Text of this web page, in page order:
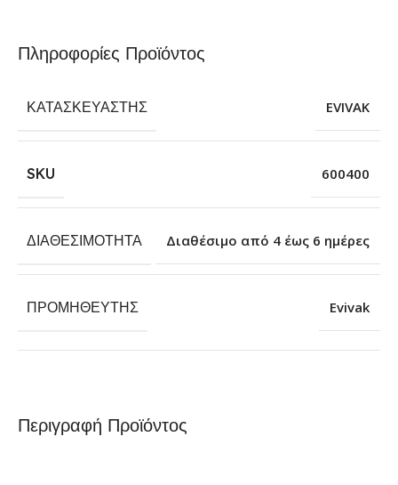
Περιγραφή Προϊόντος
Πληροφορίες Προϊόντος
ΚΑΤΑΣΚΕΥΑΣΤΉΣ EVIVAK
SKU 600400
ΔΙΑΘΕΣΙΜΌΤΗΤΑ Διαθέσιμο από 4 έως 6 ημέρες
ΠΡΟΜΗΘΕΥΤΉΣ Evivak